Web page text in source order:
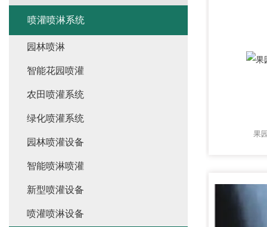
果
喷灌喷淋系统
园林喷淋
智能花园喷灌
农田喷灌系统
绿化喷灌系统
园林喷灌设备
智能喷淋喷灌
新型喷灌设备
喷灌喷淋设备